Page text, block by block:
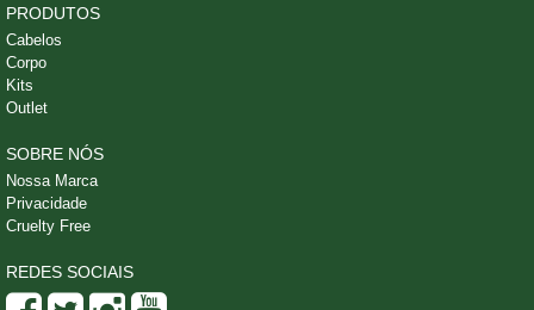
PRODUTOS
Cabelos
Corpo
Kits
Outlet
SOBRE NÓS
Nossa Marca
Privacidade
Cruelty Free
REDES SOCIAIS